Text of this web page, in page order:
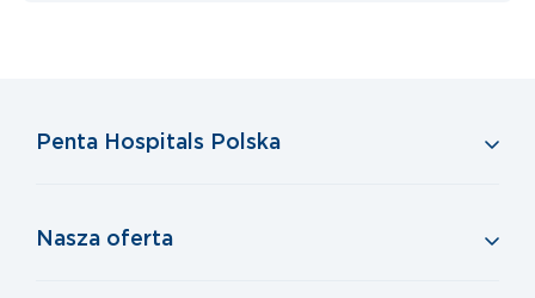
Penta Hospitals Polska
Nasza oferta